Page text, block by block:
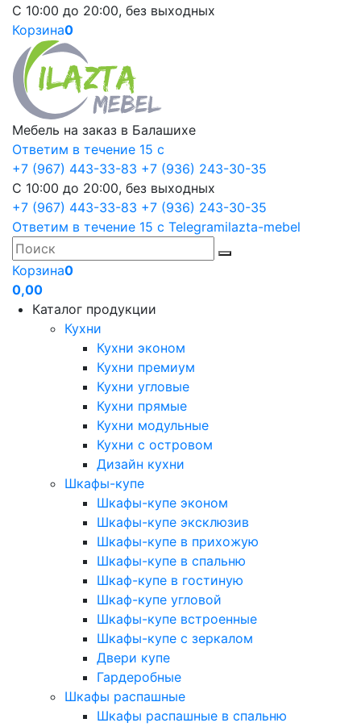
С 10:00 до 20:00, без выходных
Корзина0
Мебель на заказ в Балашихе
Ответим в течение 15 с
+7 (967) 443-33-83 +7 (936) 243-30-35
С 10:00 до 20:00, без выходных
+7 (967) 443-33-83 +7 (936) 243-30-35
Ответим в течение 15 с Telegramilazta-mebel
Корзина0
0,00
Каталог продукции
Кухни
Кухни эконом
Кухни премиум
Кухни угловые
Кухни прямые
Кухни модульные
Кухни с островом
Дизайн кухни
Шкафы-купе
Шкафы-купе эконом
Шкафы-купе эксклюзив
Шкафы-купе в прихожую
Шкафы-купе в спальню
Шкаф-купе в гостиную
Шкаф-купе угловой
Шкафы-купе встроенные
Шкафы-купе с зеркалом
Двери купе
Гардеробные
Шкафы распашные
Шкафы распашные в спальню